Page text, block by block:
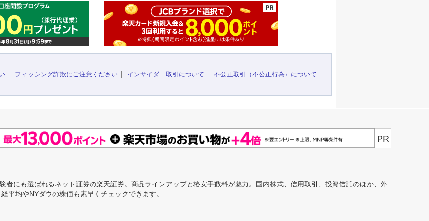
フィッシング詐欺にご注意ください インサイダー取引について
不公正取引（不公正行為）について
PR
者にも選ばれるネット証券の楽天証券。商品ラインアップと格安手数料が魅力。国内株式、信用取引、投資信託のほか、外
平均やNYダウの株価も素早くチェックできます。